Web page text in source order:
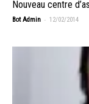
Nouveau centre
Bot Admin - 12/02/2014